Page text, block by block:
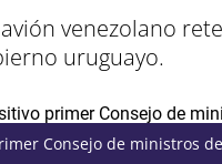
venezolano
uruguayo.
Consejo de ministros